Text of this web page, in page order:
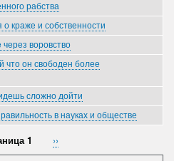
рабства
краже и собственности
воровство
он свободен более
сложно дойти
в науках и обществе
1
Следующая
страница
››